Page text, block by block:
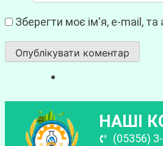
Зберегти моє ім'я, e-mail,
НАШІ
(05356)